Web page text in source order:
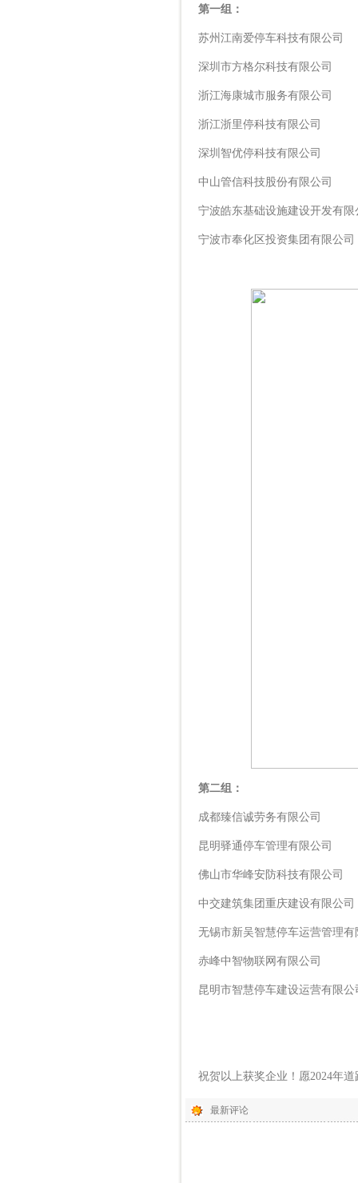
第一组：
苏州江南爱停车科技有限公司
深圳市方格尔科技有限公司
浙江海康城市服务有限公司
浙江浙里停科技有限公司
深圳智优停科技有限公司
中山管信科技股份有限公司
宁波皓东基础设施建设开发有限
宁波市奉化区投资集团有限公司
第二组：
成都臻信诚劳务有限公司
昆明驿通停车管理有限公司
佛山市华峰安防科技有限公司
中交建筑集团重庆建设有限公司
无锡市新吴智慧停车运营管理有
赤峰中智物联网有限公司
昆明市智慧停车建设运营有限公
祝贺以上获奖企业！愿2024年
最新评论